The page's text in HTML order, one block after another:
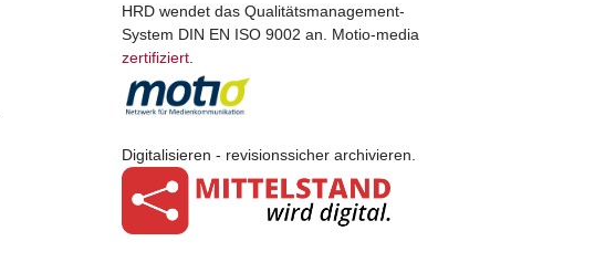
HRD wendet das Qualitätsmanagement-
System DIN EN ISO 9002 an. Motio-media
zertifiziert
Digitalisieren - revisionssicher archivieren.